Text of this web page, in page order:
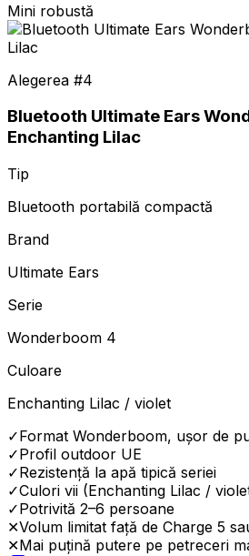
Mini robustă
Alegerea #4
Bluetooth Ultimate Ears
Enchanting Lilac
Tip
Bluetooth portabilă compactă
Brand
Ultimate Ears
Serie
Wonderboom 4
Culoare
Enchanting Lilac / violet
✓Format Wonderboom, ușor de
✓Profil outdoor UE
✓Rezistență la apă tipică seriei
✓Culori vii (Enchanting Lilac /
✓Potrivită 2–6 persoane
✕Volum limitat față de Charge 5
✕Mai puțină putere pe petreceri